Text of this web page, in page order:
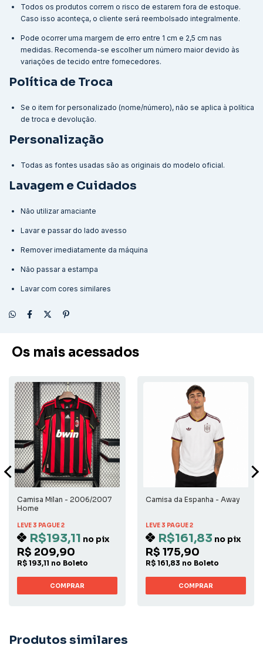
Todos os produtos correm o risco de estarem fora de estoque.
Caso isso aconteça, o cliente será reembolsado integralmente.
Pode ocorrer uma margem de erro entre 1 cm e 2,5 cm nas
medidas. Recomenda-se escolher um número maior devido às
variações de tecido entre fornecedores.
Política de Troca
Se o item for personalizado (nome/número), não se aplica à política
de troca e devolução.
Personalização
Todas as fontes usadas são as originais do modelo oficial.
Lavagem e Cuidados
Não utilizar amaciante
Lavar e passar do lado avesso
Remover imediatamente da máquina
Não passar a estampa
Lavar com cores similares
Os mais acessados
Camisa Milan - 2006/2007
Home
LEVE 3 PAGUE 2
R$193,11 no pix
R$ 209,90
R$ 193,11 no Boleto
COMPRAR
Camisa da Espanha - Away
LEVE 3 PAGUE 2
R$161,83 no pix
R$ 175,90
R$ 161,83 no Boleto
COMPRAR
Produtos similares